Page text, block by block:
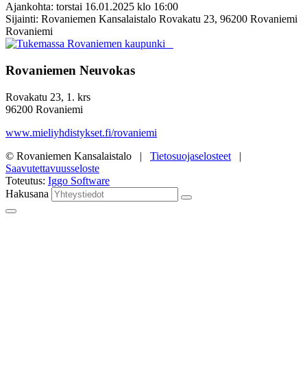
Ajankohta: torstai 16.01.2025 klo 16:00
Sijainti: Rovaniemen Kansalaistalo Rovakatu 23, 96200 Rovaniemi
Rovaniemi
Rovaniemen Neuvokas
Rovakatu 23, 1. krs
96200 Rovaniemi
www.mieliyhdistykset.fi/rovaniemi
© Rovaniemen Kansalaistalo | Tietosuojaselosteet |
Saavutettavuusseloste
Toteutus: Iggo Software
Hakusana